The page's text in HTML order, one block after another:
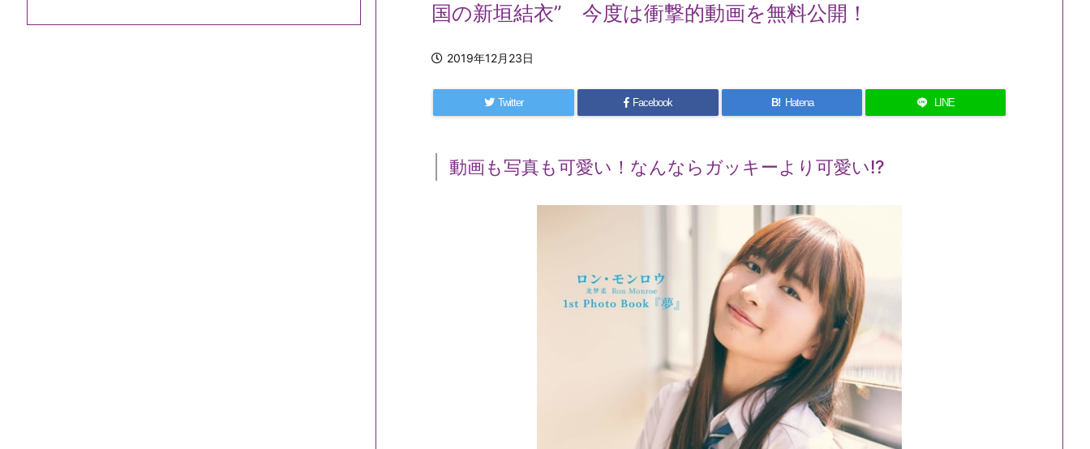
国の新垣結衣” 今度は衝撃的動画を無料公開！
2019年12月23日
Twitter Facebook B! Hatena LINE
動画も写真も可愛い！なんならガッキーより可愛い!?